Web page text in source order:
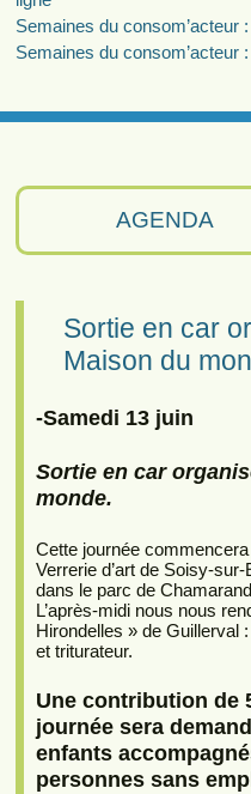
AGENDA
Sortie en car
Maison du
-Samedi 13 juin
Sortie en car
monde.
Cette journée
Verrerie d’art de Soisy-
dans le parc de
L’après-midi nous nous
Hirondelles » de Guillerval
et triturateur.
Une contribution de
journée sera
enfants
personnes sans
Semaines du consom’acteur
Semaines du consom’acteur